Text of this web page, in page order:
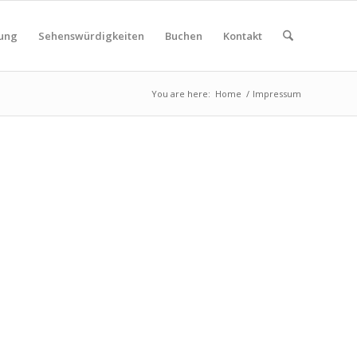
Sehenswürdigkeiten Buchen Kontakt
You are here: Home / Impressum